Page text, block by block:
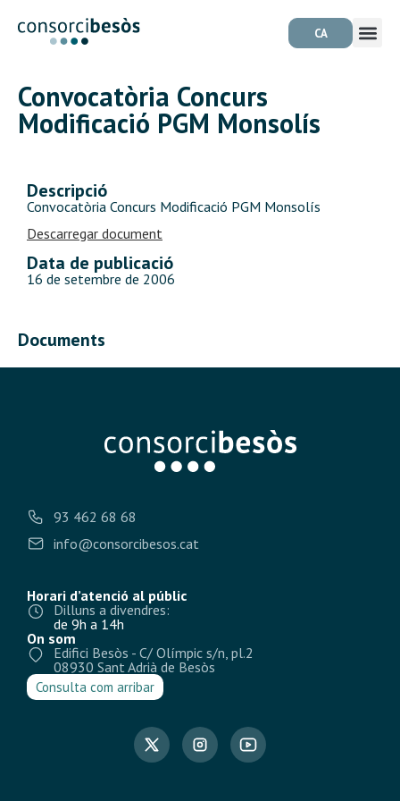
CA
Convocatòria Concurs
Modificació PGM Monsolís
Descripció
Convocatòria Concurs Modificació PGM Monsolís
Descarregar document
Data de publicació
16 de setembre de 2006
Documents
93 462 68 68
info@consorcibesos.cat
Horari d’atenció al públic
Dilluns a divendres:
de 9h a 14h
On som
Edifici Besòs - C/ Olímpic s/n, pl.2
08930 Sant Adrià de Besòs
Consulta com arribar